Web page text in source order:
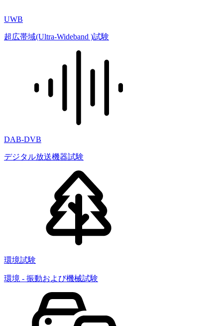
UWB
超広帯域(Ultra-Wideband )試験
DAB-DVB
デジタル放送機器試験
環境試験
環境 - 振動および機械試験